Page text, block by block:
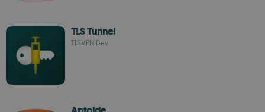
TLS Tunnel
TLSVPN Dev